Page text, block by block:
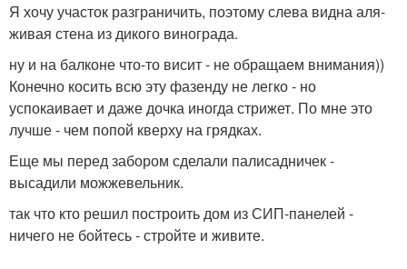
Я хочу участок разграничить, поэтому слева видна аля-
живая стена из дикого винограда.
ну и на балконе что-то висит - не обращаем внимания))
Конечно косить всю эту фазенду не легко - но
успокаивает и даже дочка иногда стрижет. По мне это
лучше - чем попой кверху на грядках.
Еще мы перед забором сделали палисадничек -
высадили можжевельник.
так что кто решил построить дом из СИП-панелей -
ничего не бойтесь - стройте и живите.